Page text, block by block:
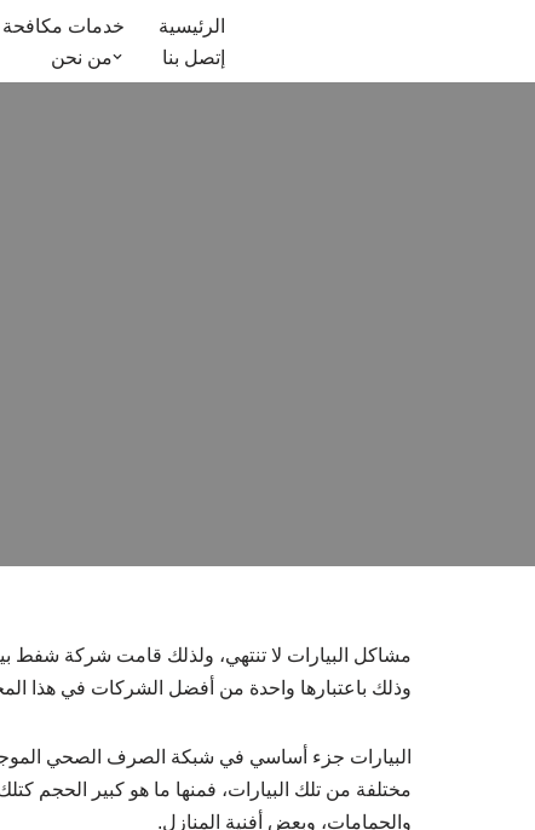
الرئيسية خدمات
إتصل بنا
من نحن
مشاكل البيارات لا تنتهي، ولذلك قامت شركة شفط
وذلك باعتبارها واحدة من أفضل الشركات في هذا
البيارات جزء أساسي في شبكة الصرف الصحي
مختلفة من تلك البيارات، فمنها ما هو كبير الحجم
والحمامات، وبعض أفنية المنازل.